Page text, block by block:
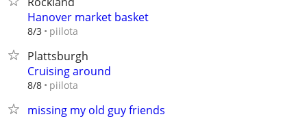
Hanover market basket
8/3 piilota
Plattsburgh
Cruising around
8/8 piilota
missing my old guy friends